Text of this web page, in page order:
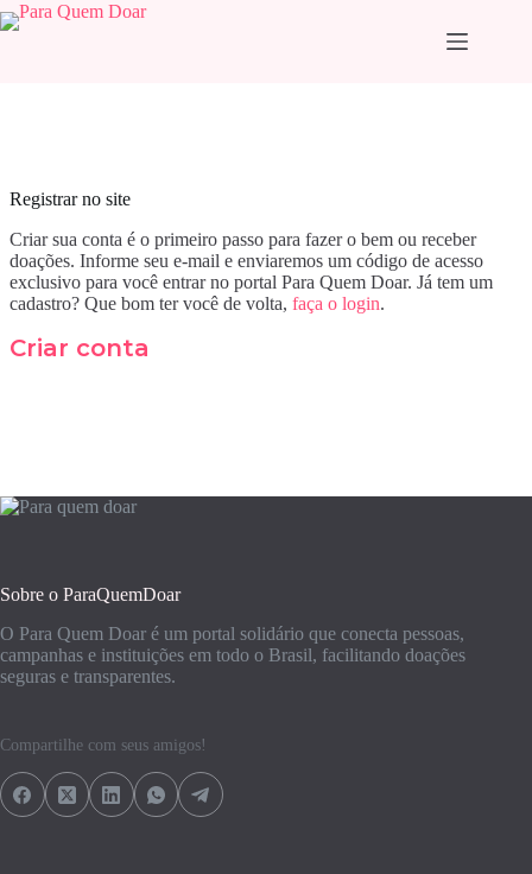
Pular
para
Registrar no site
Criar sua conta é o primeiro passo para fazer o bem ou receber
doações. Informe seu e-mail e enviaremos um código de acesso
exclusivo para você entrar no portal Para Quem Doar. Já tem um
cadastro? Que bom ter você de volta, faça o login.
Criar conta
Sobre o ParaQuemDoar
O Para Quem Doar é um portal solidário que conecta pessoas,
campanhas e instituições em todo o Brasil, facilitando doações
seguras e transparentes.
Compartilhe com seus amigos!